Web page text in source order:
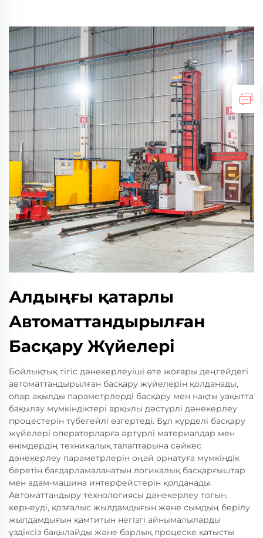
Алдыңғы қатарлы
Автоматтандырылған
Басқару Жүйелері
Бойлықтық тігіс дәнекерлеуіші өте жоғары деңгейдегі
автоматтандырылған басқару жүйелерін қолданады,
олар ақылды параметрлерді басқару мен нақты уақытта
бақылау мүмкіндіктері арқылы дәстүрлі дәнекерлеу
процестерін түбегейлі өзгертеді. Бұл күрделі басқару
жүйелері операторларға әртүрлі материалдар мен
өнімдердің техникалық талаптарына сәйкес
дәнекерлеу параметрлерін оңай орнатуға мүмкіндік
беретін бағдарламаланатын логикалық басқарғыштар
мен адам-машина интерфейстерін қолданады.
Автоматтандыру технологиясы дәнекерлеу тогын,
кернеуді, қозғалыс жылдамдығын және сымдың берілу
жылдамдығын қамтитын негізгі айнымалыларды
үздіксіз бақылайды және барлық процеске қатысты